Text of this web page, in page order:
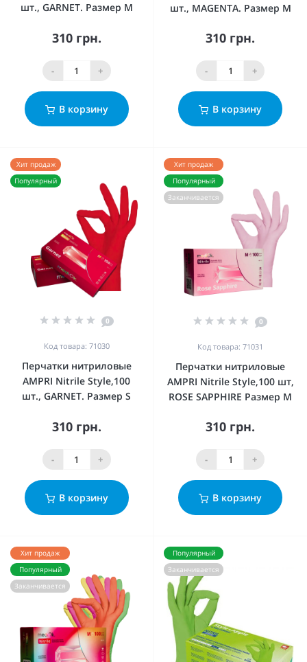
шт., GARNET. Размер M
310 грн.
- +
В корзину
шт., MAGENTA. Размер M
310 грн.
- +
В корзину
Хит продаж
Популярный
0
Код товара: 71030
Перчатки нитриловые
AMPRI Nitrile Style,100
шт., GARNET. Размер S
310 грн.
- +
В корзину
Хит продаж
Популярный
Заканчивается
0
Код товара: 71031
Перчатки нитриловые
AMPRI Nitrile Style,100 шт,
ROSE SAPPHIRE Размер М
310 грн.
- +
В корзину
Хит продаж
Популярный
Заканчивается
Популярный
Заканчивается